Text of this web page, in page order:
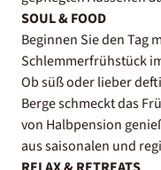
SOUL & FOOD
Beginnen Sie den Tag
Schlemmerfrühstück
Ob süß oder lieber
Berge schmeckt das
von Halbpension
aus saisonalen und